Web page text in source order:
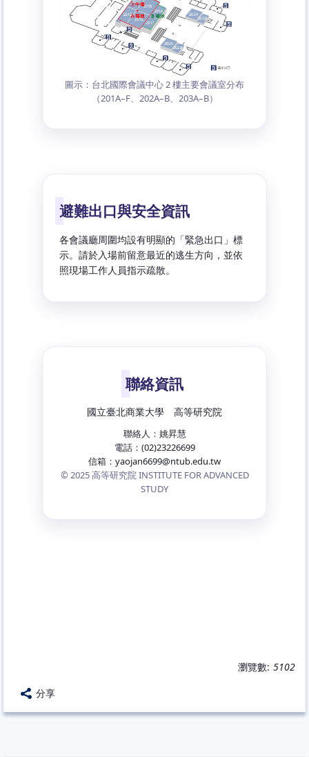
圖示：台北國際會議中心 2 樓主要會議室分布
（201A–F、202A–B、203A–B）
避難出口與安全資訊
各會議廳周圍均設有明顯的「緊急出口」標
示。請於入場前留意最近的逃生方向，並依
照現場工作人員指示疏散。
聯絡資訊
國立臺北商業大學 高等研究院
聯絡人：姚昇慧
電話：(02)23226699
信箱：yaojan6699@ntub.edu.tw
© 2025 高等研究院 INSTITUTE FOR ADVANCED
STUDY
瀏覽數: 5102
分享